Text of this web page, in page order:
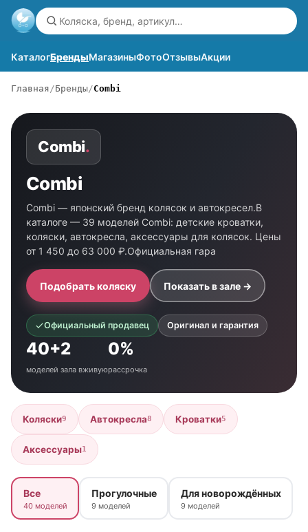
КаталогБрендыМагазиныФотоОтзывыАкции
Главная Бренды Combi
Combi.
Combi
Combi — японский бренд колясок и автокресел.В
каталоге — 39 моделей Combi: детские кроватки,
коляски, автокресла, аксессуары для колясок. Цены
от 1 450 до 63 000 ₽.Официальная гара
Подобрать коляску Показать в зале →
Официальный продавец Оригинал и гарантия
40+
моделей
2
зала вживую
0%
рассрочка
Коляски9 Автокресла8 Кроватки5
Аксессуары1
Все
40 моделей
Прогулочные
9 моделей
Для новорождённых
9 моделей